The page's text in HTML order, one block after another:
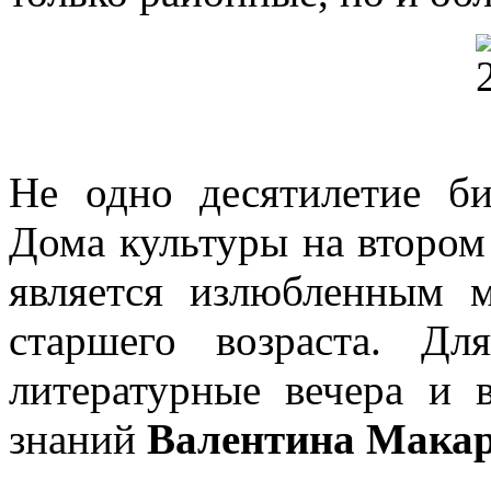
Не одно десятилетие
Дома культуры на
является излюбленным
старшего возраста.
литературные вечера и
знаний Валентина